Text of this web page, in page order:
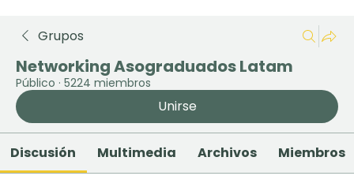
Grupos
Networking Asograduados Latam
Público · 5224 miembros
Unirse
Discusión Multimedia Archivos Miembros